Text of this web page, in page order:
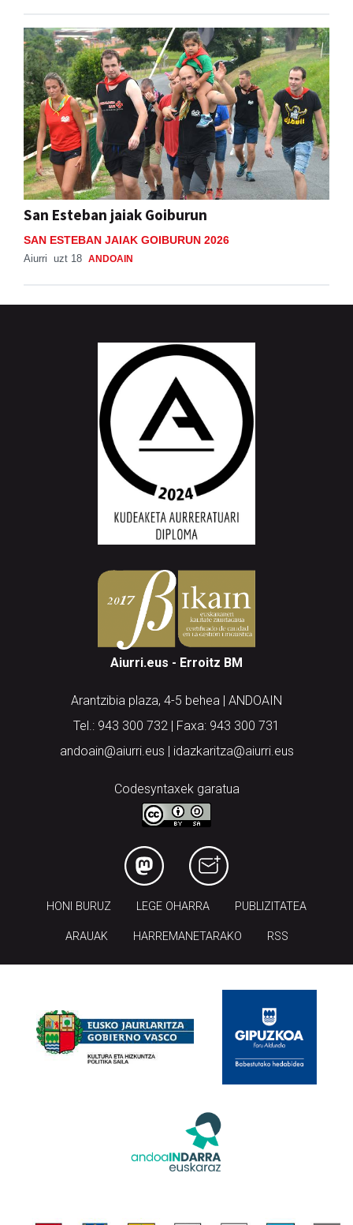
San Esteban jaiak Goiburun
SAN ESTEBAN JAIAK GOIBURUN 2026
Aiurri uzt 18 ANDOAIN
Aiurri.eus - Erroitz BM
Arantzibia plaza, 4-5 behea | ANDOAIN
Tel.: 943 300 732 | Faxa: 943 300 731
andoain@aiurri.eus | idazkaritza@aiurri.eus
Codesyntaxek garatua
HONI BURUZ LEGE OHARRA PUBLIZITATEA
ARAUAK HARREMANETARAKO RSS